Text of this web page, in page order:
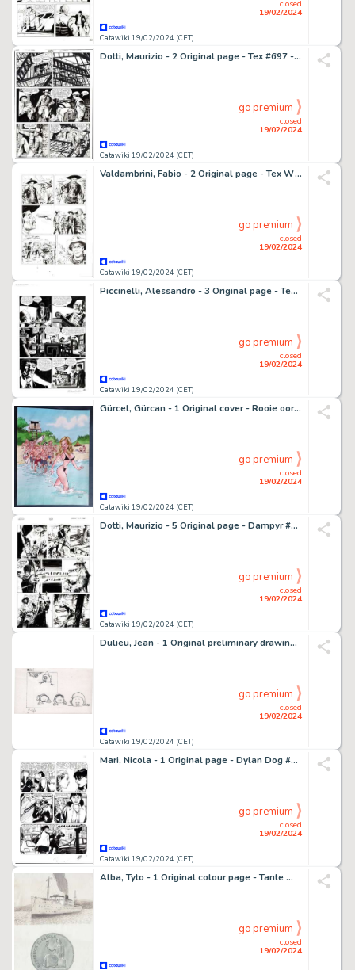
Catawiki 19/02/2024 (CET)
closed
19/02/2024
Dotti, Maurizio - 2 Original page - Tex #697 - "Manhattan" - 2008
Catawiki 19/02/2024 (CET)
closed
19/02/2024
go premium
Valdambrini, Fabio - 2 Original page - Tex Willer #16 - "I lupi della frontiera" - 2020
Catawiki 19/02/2024 (CET)
closed
19/02/2024
go premium
Piccinelli, Alessandro - 3 Original page - Tex #649 - "La stirpe dell'abisso" - 2014
Catawiki 19/02/2024 (CET)
closed
19/02/2024
go premium
Gürcel, Gürcan - 1 Original cover - Rooie oortjes - Vakantiealbum 1 - 2004
Catawiki 19/02/2024 (CET)
closed
19/02/2024
go premium
Dotti, Maurizio - 5 Original page - Dampyr #29 - "Arizona killers" - 2002
Catawiki 19/02/2024 (CET)
closed
19/02/2024
go premium
Dulieu, Jean - 1 Original preliminary drawing - Paulus de Boskabouter - Sluipende Paulus / Oehoeboeroe / Salomo
Catawiki 19/02/2024 (CET)
closed
19/02/2024
go premium
Mari, Nicola - 1 Original page - Dylan Dog #234 - "l'ultimo arcano" - 2006
Catawiki 19/02/2024 (CET)
closed
19/02/2024
go premium
Alba, Tyto - 1 Original colour page - Tante Wussi - 2017
closed
19/02/2024
go premium